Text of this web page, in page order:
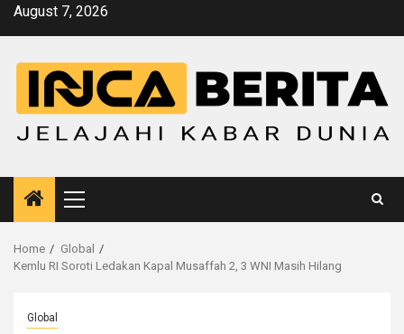
SkipAugust 7, 2026
Primary
Menu
Home
Global
Kemlu RI Soroti Ledakan Kapal Musaffah 2, 3 WNI Masih Hilang
Global